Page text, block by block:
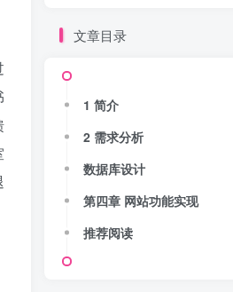
文章目录
1 简介
2 需求分析
数据库设计
第四章 网站功能实现
推荐阅读